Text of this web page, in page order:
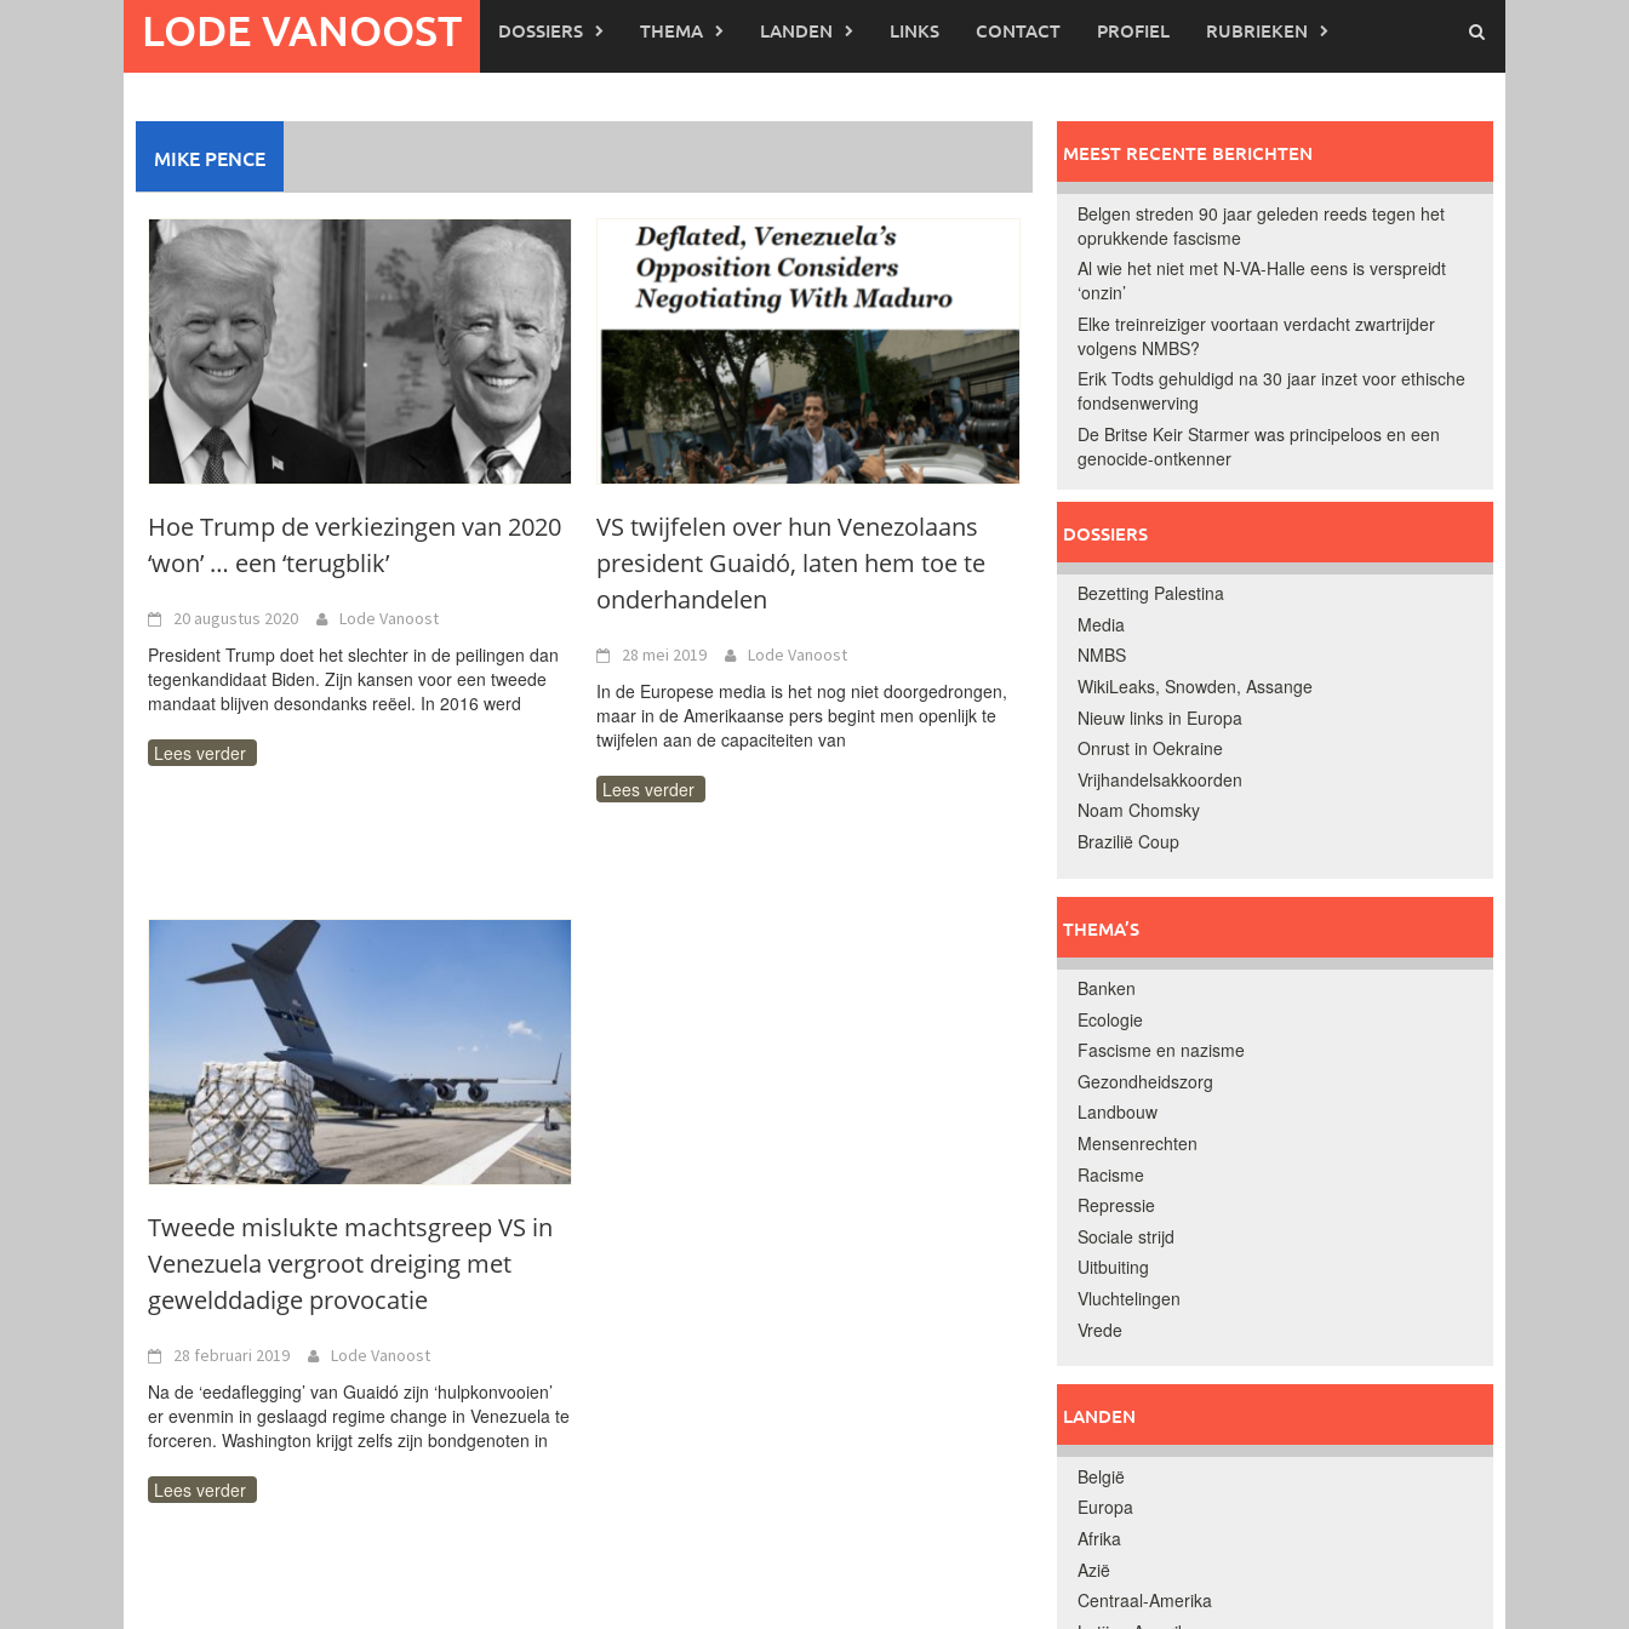
LODE VANOOST DOSSIERS THEMA LANDEN LINKS CONTACT PROFIEL RUBRIEKEN
MIKE PENCE
Hoe Trump de verkiezingen van 2020
‘won’ … een ‘terugblik’
20 augustus 2020 Lode Vanoost
President Trump doet het slechter in de peilingen dan
tegenkandidaat Biden. Zijn kansen voor een tweede
mandaat blijven desondanks reëel. In 2016 werd
Lees verder
VS twijfelen over hun Venezolaans
president Guaidó, laten hem toe te
onderhandelen
28 mei 2019 Lode Vanoost
In de Europese media is het nog niet doorgedrongen,
maar in de Amerikaanse pers begint men openlijk te
twijfelen aan de capaciteiten van
Lees verder
Tweede mislukte machtsgreep VS in
Venezuela vergroot dreiging met
gewelddadige provocatie
28 februari 2019 Lode Vanoost
Na de ‘eedaflegging’ van Guaidó zijn ‘hulpkonvooien’
er evenmin in geslaagd regime change in Venezuela te
forceren. Washington krijgt zelfs zijn bondgenoten in
Lees verder
MEEST RECENTE BERICHTEN
Belgen streden 90 jaar geleden reeds tegen het
oprukkende fascisme
Al wie het niet met N-VA-Halle eens is verspreidt
‘onzin’
Elke treinreiziger voortaan verdacht zwartrijder
volgens NMBS?
Erik Todts gehuldigd na 30 jaar inzet voor ethische
fondsenwerving
De Britse Keir Starmer was principeloos en een
genocide-ontkenner
DOSSIERS
Bezetting Palestina
Media
NMBS
WikiLeaks, Snowden, Assange
Nieuw links in Europa
Onrust in Oekraine
Vrijhandelsakkoorden
Noam Chomsky
Brazilië Coup
THEMA’S
Banken
Ecologie
Fascisme en nazisme
Gezondheidszorg
Landbouw
Mensenrechten
Racisme
Repressie
Sociale strijd
Uitbuiting
Vluchtelingen
Vrede
LANDEN
België
Europa
Afrika
Azië
Centraal-Amerika